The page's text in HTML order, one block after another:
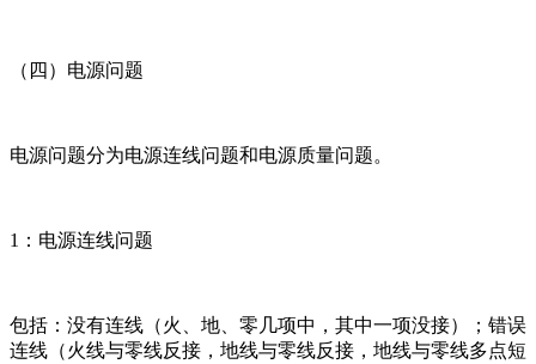
（四）电源问题
电源问题分为电源连线问题和电源质量问题。
1：电源连线问题
包括：没有连线（火、地、零几项中，其中一项没接）；错误
连线（火线与零线反接，地线与零线反接，地线与零线多点短